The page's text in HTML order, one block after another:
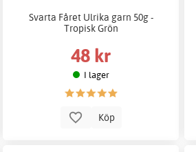
Svarta Fåret Ulrika garn 50g -
Tropisk Grön
48 kr
I lager
Köp